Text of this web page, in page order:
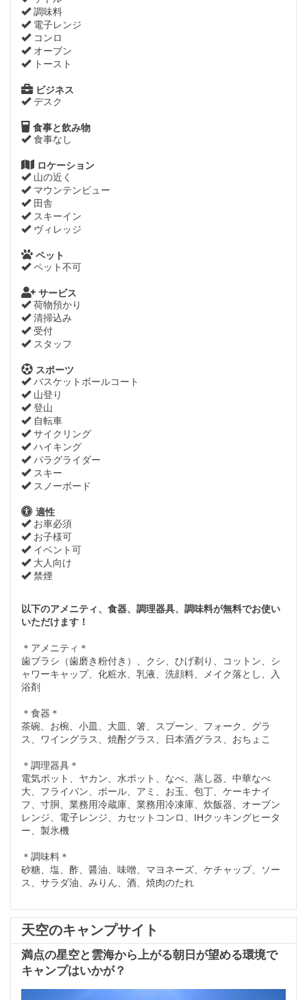
調味料
電子レンジ
コンロ
オーブン
トースト
ビジネス
デスク
食事と飲み物
食事なし
ロケーション
山の近く
マウンテンビュー
田舎
スキーイン
ヴィレッジ
ペット
ペット不可
サービス
荷物預かり
清掃込み
受付
スタッフ
スポーツ
バスケットボールコート
山登り
登山
自転車
サイクリング
ハイキング
パラグライダー
スキー
スノーボード
適性
お車必須
お子様可
イベント可
大人向け
禁煙
以下のアメニティ、食器、調理器具、調味料が無料でお使い
いただけます！
＊アメニティ＊
歯ブラシ（歯磨き粉付き）、クシ、ひげ剃り、コットン、シ
ャワーキャップ、化粧水、乳液、洗顔料、メイク落とし、入
浴剤
＊食器＊
茶碗、お椀、小皿、大皿、箸、スプーン、フォーク、グラ
ス、ワイングラス、焼酎グラス、日本酒グラス、おちょこ
＊調理器具＊
電気ポット、ヤカン、水ポット、なべ、蒸し器、中華なべ
大、フライパン、ボール、アミ、お玉、包丁、ケーキナイ
フ、寸胴、業務用冷蔵庫、業務用冷凍庫、炊飯器、オーブン
レンジ、電子レンジ、カセットコンロ、IHクッキングヒータ
ー、製氷機
＊調味料＊
砂糖、塩、酢、醤油、味噌、マヨネーズ、ケチャップ、ソー
ス、サラダ油、みりん、酒、焼肉のたれ
天空のキャンプサイト
満点の星空と雲海から上がる朝日が望める環境で
キャンプはいかが？